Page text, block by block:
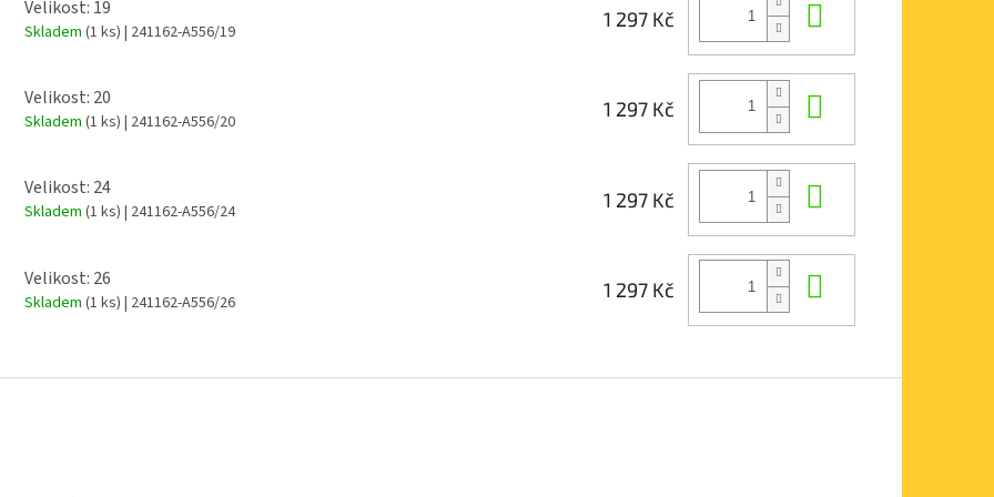
Velikost: 19
Skladem (1 ks) | 241162-A556/19
1 297 Kč
Velikost: 20
Skladem (1 ks) | 241162-A556/20
1 297 Kč
Velikost: 24
Skladem (1 ks) | 241162-A556/24
1 297 Kč
Velikost: 26
Skladem (1 ks) | 241162-A556/26
1 297 Kč